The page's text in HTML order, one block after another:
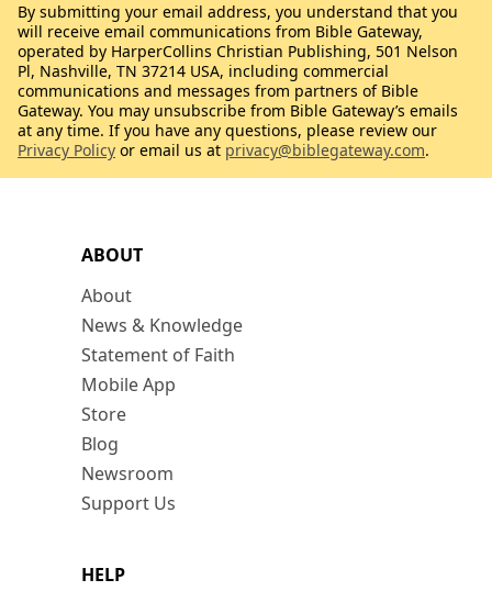
ABOUT
About
News & Knowledge
Statement of Faith
Mobile App
Store
Blog
Newsroom
Support Us
HELP
By submitting your email address, you understand that you
will receive email communications from Bible Gateway,
operated by HarperCollins Christian Publishing, 501 Nelson
Pl, Nashville, TN 37214 USA, including commercial
communications and messages from partners of Bible
Gateway. You may unsubscribe from Bible Gateway’s emails
at any time. If you have any questions, please review our
Privacy Policy or email us at privacy@biblegateway.com.